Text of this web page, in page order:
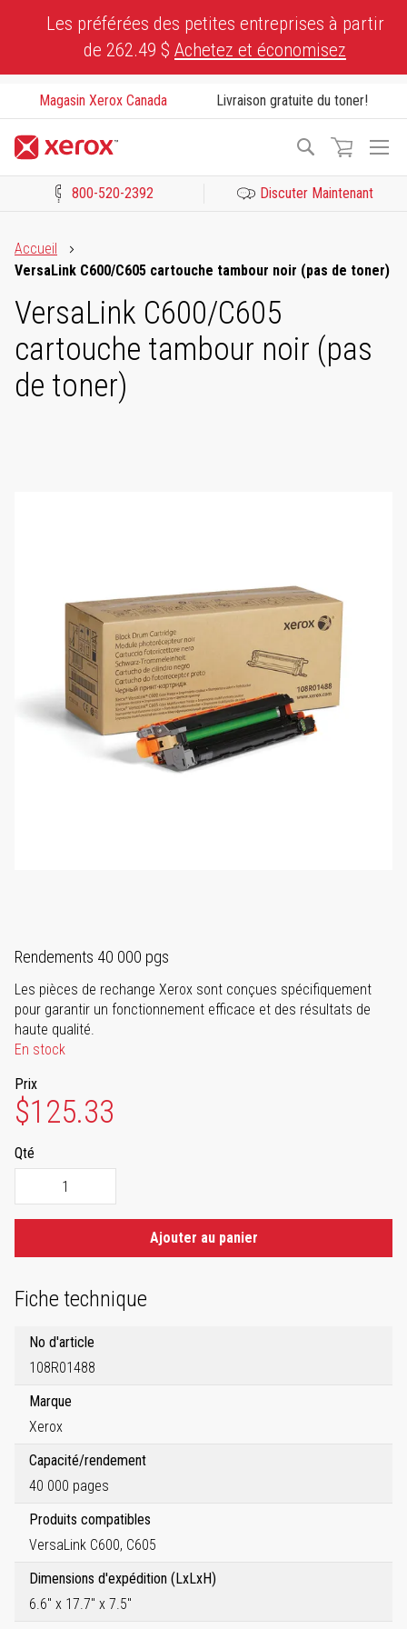
Les préférées des petites entreprises à partir
de 262.49 $ Achetez et économisez
Magasin Xerox Canada Livraison gratuite du toner!
Recherche
800-520-2392 Discuter Maintenant
Accueil
VersaLink C600/C605 cartouche tambour noir (pas de toner)
VersaLink C600/C605
cartouche tambour noir (pas
de toner)
Rendements 40 000 pgs
Les pièces de rechange Xerox sont conçues spécifiquement
pour garantir un fonctionnement efficace et des résultats de
haute qualité.
En stock
Prix
$125.33
Qté
Ajouter au panier
Fiche technique
No d'article
108R01488
Marque
Xerox
Capacité/rendement
40 000 pages
Produits compatibles
VersaLink C600, C605
Dimensions d'expédition (LxLxH)
6.6" x 17.7" x 7.5"